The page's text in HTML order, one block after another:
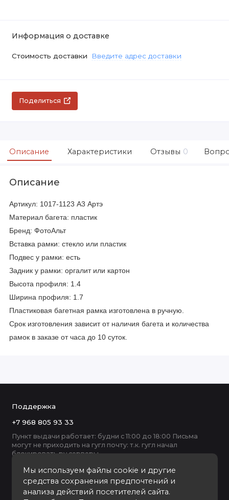
Информация о доставке
Стоимость доставки Введите адрес доставки
Поделиться
Описание Характеристики Отзывы 0
Описание
Артикул: 1017-1123 А3 Артэ
Материал багета: пластик
Бренд: ФотоАльт
Вставка рамки: стекло или пластик
Подвес у рамки: есть
Задник у рамки: оргалит или картон
Высота профиля: 1.4
Ширина профиля: 1.7
Пластиковая багетная рамка изготовлена в ручную.
Срок изготовления зависит от наличия багета и количества
рамок в заказе от часа до 10 суток.
Мы используем файлы cookie и другие
средства сохранения предпочтений и
анализа действий посетителей сайта.
Поддержка
+7 968 805 93 33
Пункт выдачи работает: будни с 11:00 до 18:00 Письма
могут не приходить на гугл почту: т.к. гугл начал
блокировать ру серверы